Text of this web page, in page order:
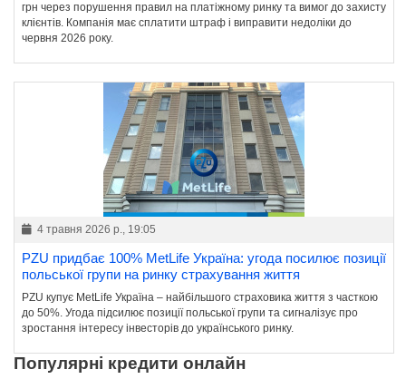
грн через порушення правил на платіжному ринку та вимог до захисту
клієнтів. Компанія має сплатити штраф і виправити недоліки до
червня 2026 року.
4 травня 2026 р., 19:05
PZU придбає 100% MetLife Україна: угода посилює позиції
польської групи на ринку страхування життя
PZU купує MetLife Україна – найбільшого страховика життя з часткою
до 50%. Угода підсилює позиції польської групи та сигналізує про
зростання інтересу інвесторів до українського ринку.
Популярні кредити онлайн